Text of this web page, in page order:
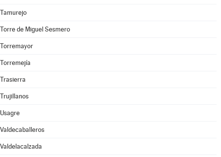
Tamurejo
Torre de Miguel Sesmero
Torremayor
Torremejía
Trasierra
Trujillanos
Usagre
Valdecaballeros
Valdelacalzada